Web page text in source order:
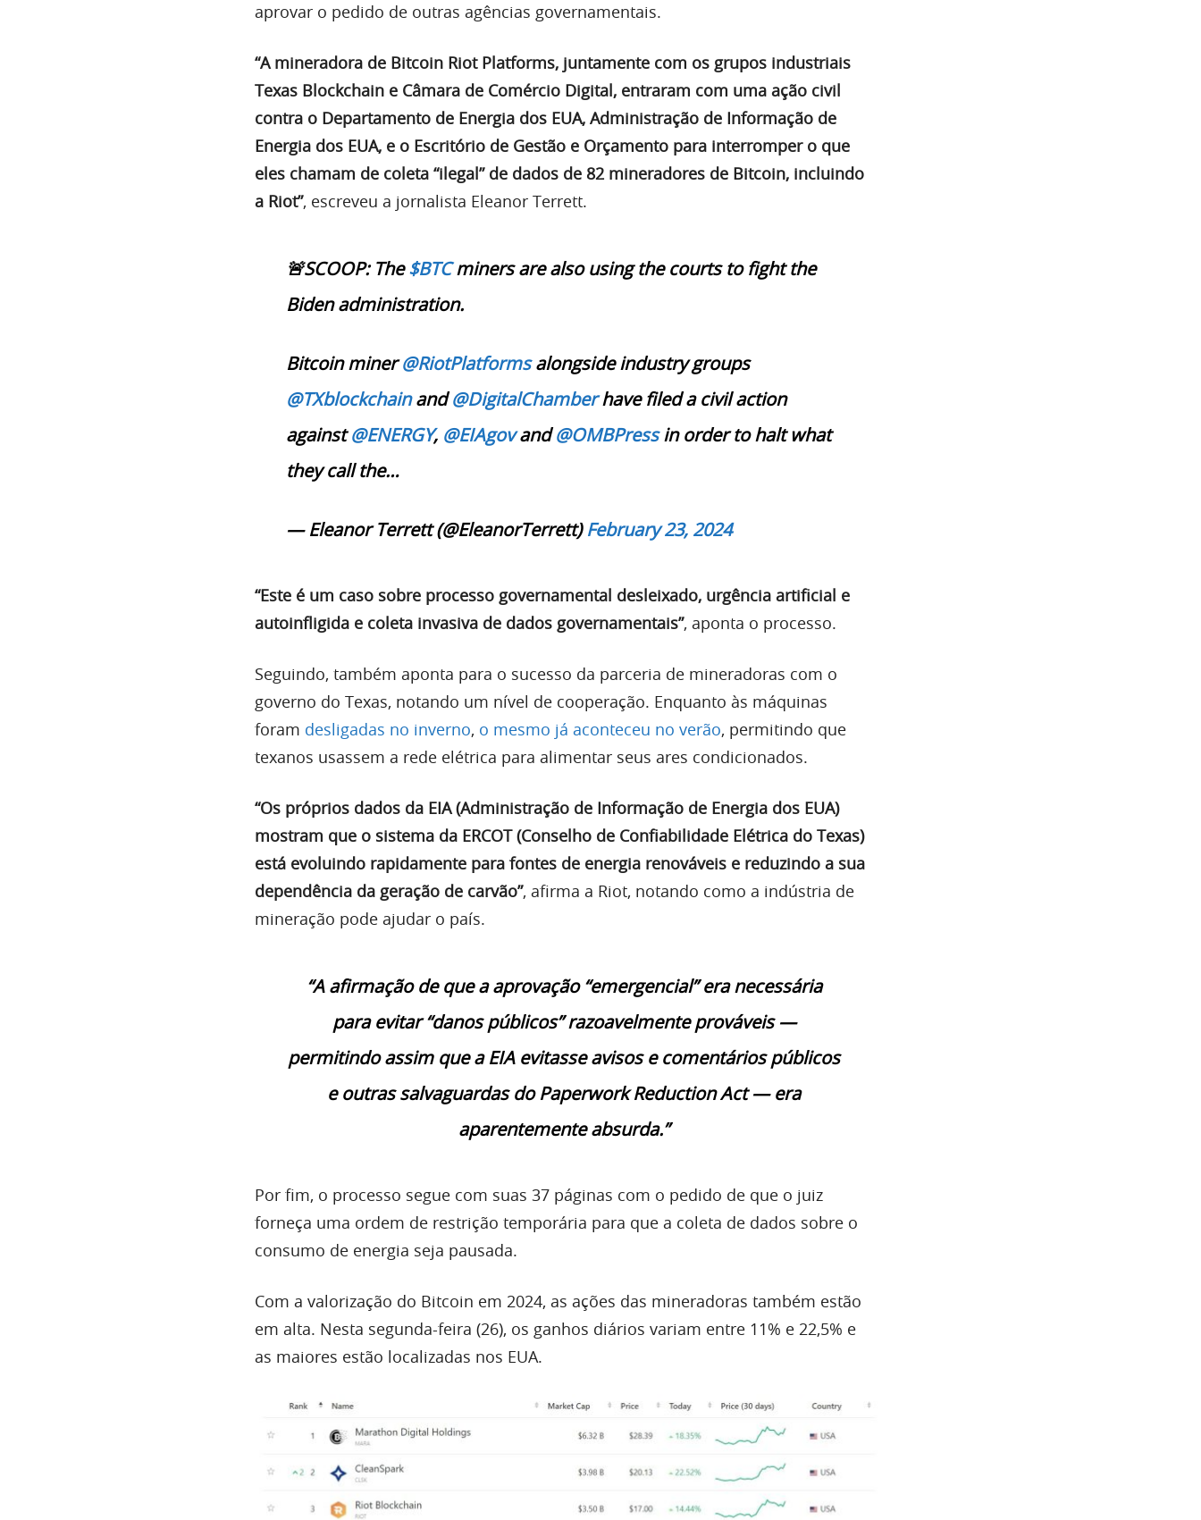
aprovar o pedido de outras agências governamentais.
“A mineradora de Bitcoin Riot Platforms, juntamente com os grupos industriais
Texas Blockchain e Câmara de Comércio Digital, entraram com uma ação civil
contra o Departamento de Energia dos EUA, Administração de Informação de
Energia dos EUA, e o Escritório de Gestão e Orçamento para interromper o que
eles chamam de coleta “ilegal” de dados de 82 mineradores de Bitcoin, incluindo
a Riot”, escreveu a jornalista Eleanor Terrett.
🚨SCOOP: The$BTCminers are also using the courts to fight the
Biden administration.
Bitcoin miner@RiotPlatformsalongside industry groups
@TXblockchainand@DigitalChamberhave filed a civil action
against@ENERGY, @EIAgovand@OMBPressin order to halt what
they call the…
— Eleanor Terrett (@EleanorTerrett)February 23, 2024
“Este é um caso sobre processo governamental desleixado, urgência artificial e
autoinfligida e coleta invasiva de dados governamentais”, aponta o processo.
Seguindo, também aponta para o sucesso da parceria de mineradoras com o
governo do Texas, notando um nível de cooperação. Enquanto às máquinas
foram desligadas no inverno, o mesmo já aconteceu no verão, permitindo que
texanos usassem a rede elétrica para alimentar seus ares condicionados.
“Os próprios dados da EIA (Administração de Informação de Energia dos EUA)
mostram que o sistema da ERCOT (Conselho de Confiabilidade Elétrica do Texas)
está evoluindo rapidamente para fontes de energia renováveis e reduzindo a sua
dependência da geração de carvão”, afirma a Riot, notando como a indústria de
mineração pode ajudar o país.
“A afirmação de que a aprovação “emergencial” era necessária
para evitar “danos públicos” razoavelmente prováveis —
permitindo assim que a EIA evitasse avisos e comentários públicos
e outras salvaguardas do Paperwork Reduction Act — era
aparentemente absurda.”
Por fim, o processo segue com suas 37 páginas com o pedido de que o juiz
forneça uma ordem de restrição temporária para que a coleta de dados sobre o
consumo de energia seja pausada.
Com a valorização do Bitcoin em 2024, as ações das mineradoras também estão
em alta. Nesta segunda-feira (26), os ganhos diários variam entre 11% e 22,5% e
as maiores estão localizadas nos EUA.